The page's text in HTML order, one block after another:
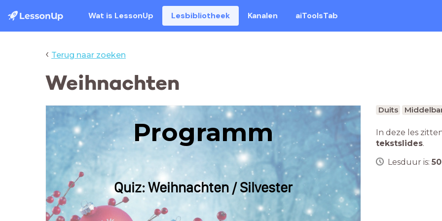
Wat is LessonUp Lesbibliotheek Kanalen aiToolsTab
‹ Terug naar zoeken
Weihnachten
Programm
Quiz: Weihnachten / Silvester
Duits
In deze les
tekstslides.
Lesduur is: 50